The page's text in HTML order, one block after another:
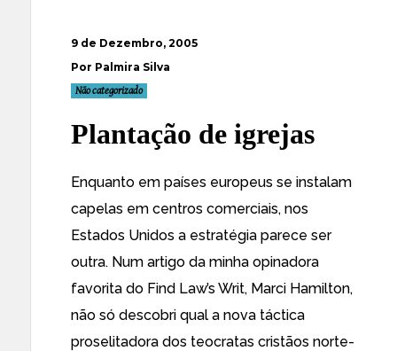
9 de Dezembro, 2005
Por Palmira Silva
Não categorizado
Plantação de igrejas
Enquanto em países europeus se instalam
capelas em centros comerciais, nos
Estados Unidos a estratégia parece ser
outra. Num artigo da minha opinadora
favorita do Find Law’s Writ, Marci Hamilton,
não só descobri qual a nova táctica
proselitadora dos teocratas cristãos norte-